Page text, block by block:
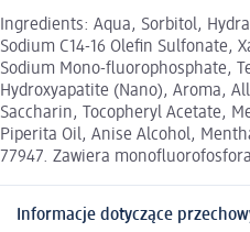
Ingredients: Aqua, Sorbitol,
Sodium C14-16 Olefin Sulfonate,
Sodium Mono-fluorophosphate,
Hydroxyapatite (Nano), Aroma,
Saccharin, Tocopheryl Acetate,
Piperita Oil, Anise Alcohol,
77947. Zawiera
Informacje dotyczące